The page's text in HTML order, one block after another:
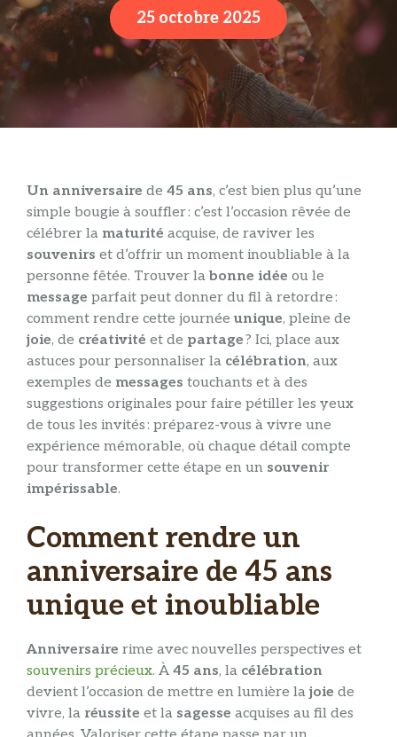
25 octobre 2025
Un anniversaire de 45 ans, c’est bien plus qu’une
simple bougie à souffler : c’est l’occasion rêvée de
célébrer la maturité acquise, de raviver les
souvenirs et d’offrir un moment inoubliable à la
personne fêtée. Trouver labonne idée ou le
message parfait peut donner du fil à retordre :
comment rendre cette journéeunique, pleine de
joie, de créativité et de partage? Ici, place aux
astuces pour personnaliser la célébration, aux
exemples de messages touchants et à des
suggestions originales pour faire pétiller les yeux
de tous les invités : préparez-vous à vivre une
expérience mémorable, où chaque détail compte
pour transformer cette étape en un souvenir
impérissable.
Comment rendre un
anniversaire de 45 ans
unique et inoubliable
Anniversaire rime avec nouvelles perspectives et
souvenirs précieux. À 45 ans, la célébration
devient l’occasion de mettre en lumière la joie de
vivre, la réussite et la sagesse acquises au fil des